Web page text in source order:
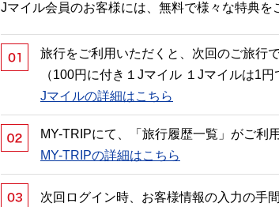
Jマイル会員のお客様には、無料で様々な特典を
旅行をご利用いただくと、次回のご旅行
（100円に付き１Jマイル １Jマイルは1円
Jマイルの詳細はこちら
MY-TRIPにて、「旅行履歴一覧」がご利
MY-TRIPの詳細はこちら
次回ログイン時、お客様情報の入力の手